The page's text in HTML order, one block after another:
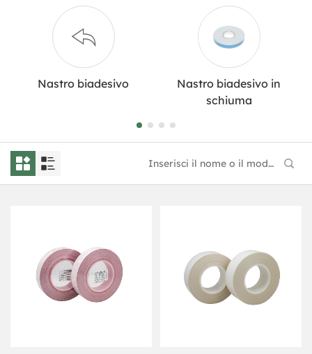
Nastro biadesivo
Nastro biadesivo in
schiuma